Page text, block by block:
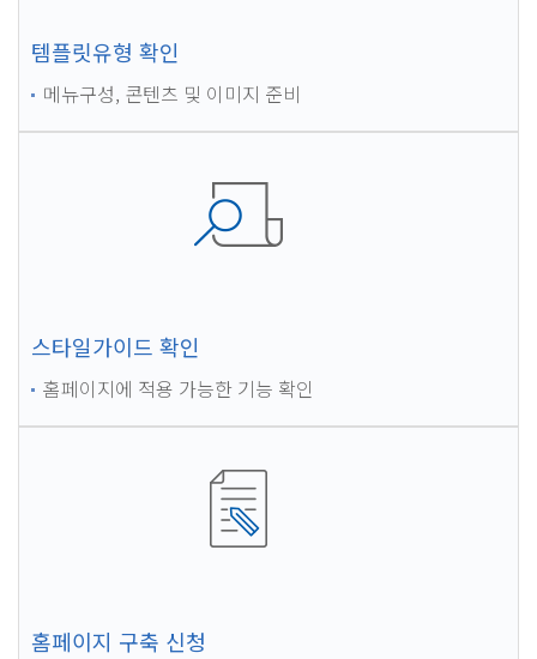
템플릿유형 확인
메뉴구성, 콘텐츠 및 이미지 준비
스타일가이드 확인
홈페이지에 적용 가능한 기능 확인
홈페이지 구축 신청